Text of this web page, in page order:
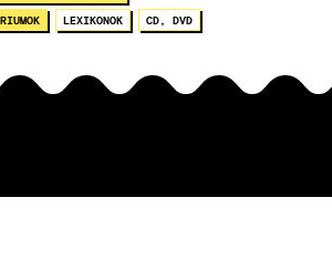
LEXIKONOK CD, DVD